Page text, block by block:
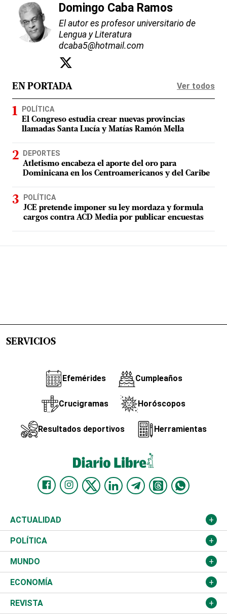
Domingo Caba Ramos
El autor es profesor universitario de
Lengua y Literatura
dcaba5@hotmail.com
EN PORTADA Ver todos
POLÍTICA
El Congreso estudia crear nuevas provincias
llamadas Santa Lucía y Matías Ramón Mella
DEPORTES
Atletismo encabeza el aporte del oro para
Dominicana en los Centroamericanos y del Caribe
POLÍTICA
JCE pretende imponer su ley mordaza y formula
cargos contra ACD Media por publicar encuestas
SERVICIOS
Efemérides Cumpleaños
Crucigramas Horóscopos
Resultados deportivos Herramientas
ACTUALIDAD
Nacional
Ciudad
Educación
Salud
POLÍTICA
Partidos
JCE
TSE
MUNDO
Estados Unidos
América Latina
ECONOMÍA
Finanzas
REVISTA